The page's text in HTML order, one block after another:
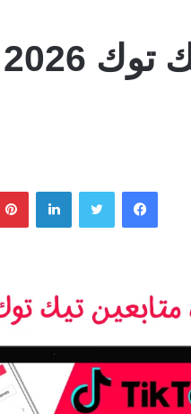
فيسبوك تويتر لينكدإن